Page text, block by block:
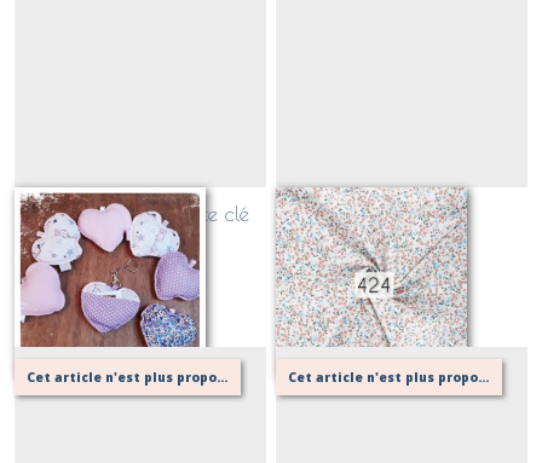
Coeur Bisous en porte clé
Sur demande
424
Sur demande
Cet article n'est plus proposé, retournez au menu principal ou contactez moi! Cet article n'est plus proposé, retournez au menu principal ou contactez moi!